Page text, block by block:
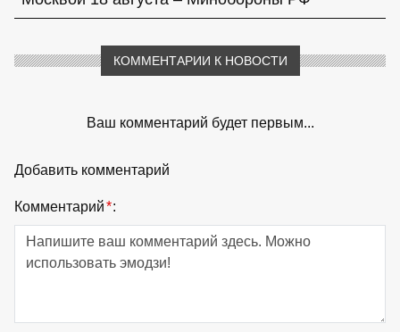
КОММЕНТАРИИ К НОВОСТИ
Ваш комментарий будет первым...
Добавить комментарий
Комментарий*: